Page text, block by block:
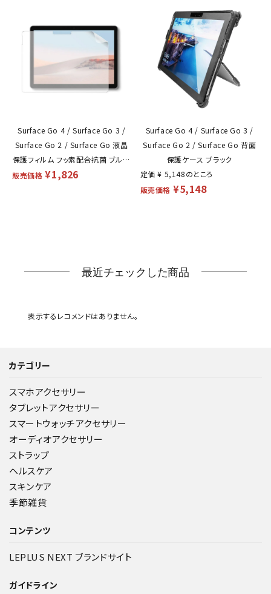
Surface Go 4 / Surface Go 3 /
Surface Go 2 / Surface Go 液晶
保護フィルム フッ素配合抗菌 ブルー
ライトカット 保護フィルム マット
販売価格 ¥1,826
Surface Go 4 / Surface Go 3 /
Surface Go 2 / Surface Go 背面
保護ケース ブラック
定価 ¥ 5,148のところ
販売価格 ¥5,148
最近チェックした商品
表示するレコメンドはありません。
カテゴリー
スマホアクセサリー
タブレットアクセサリー
スマートウォッチアクセサリー
オーディオアクセサリー
ストラップ
ヘルスケア
スキンケア
季節雑貨
コンテンツ
LEPLUS NEXT ブランドサイト
ガイドライン